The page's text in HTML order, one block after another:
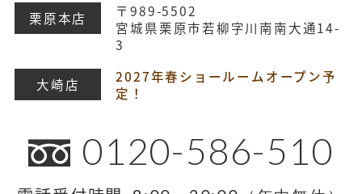
栗原本店
〒989-5502
宮城県栗原市若柳字川南南大通14-
3
大崎店
2027年春ショールームオープン予
定！
0120-586-510